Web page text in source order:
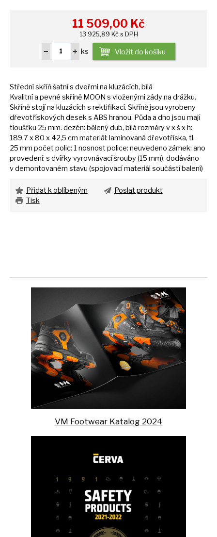
11 509,00 Kč
13 925,89 Kč s DPH
ks Vložit do košíku
Střední skříň šatnís dveřmi na kluzácích, bílá
Kvalitnía pevné skříně MOON s vloženými zádyna drážku.
Skříně stojína kluzácích s rektifikací. Skříně jsou vyrobeny
dřevotřískových deseks ABS hranou. Půda a dno jsou mají
tloušťku 25 mm. dezén: bělený dub, bílá rozměryvxšx h:
189,7 x80 x 42,5 cm materiál: laminovaná dřevotříska, tl.
25 mm počet polic: 1 nosnost police: neuvedeno zámek: ano
provedení: s dvířky vyrovnávací šrouby (15 mm), dodáváno
vdemontovaném stavu (spojovací materiál součástí balení)
Přidat k oblíbeným
Poslat produkt
Tisk
VM Footwear Katalog 2024